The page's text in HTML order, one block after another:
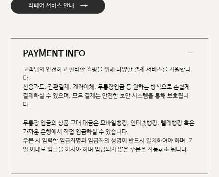
리페어 서비스 안내 →
PAYMENT INFO
고객님의 안전하고 편리한 쇼핑을 위해 다양한 결제 서비스를 지원합니
다.
신용카드, 간편결제, 계좌이체, 무통장입금 등 원하는 방식으로 손쉽게
결제하실 수 있으며, 모든 결제는 안전한 보안 시스템을 통해 보호됩니
다.
무통장 입금의 상품 구매 대금은 모바일뱅킹, 인터넷뱅킹, 텔레뱅킹 혹은
가까운 은행에서 직접 입금하실 수 있습니다.
주문 시 입력한 입금자명과 입금자의 성명이 반드시 일치하여야 하며, 7
일 이내로 입금을 하셔야 하며 입금되지 않은 주문은 자동취소 됩니다.